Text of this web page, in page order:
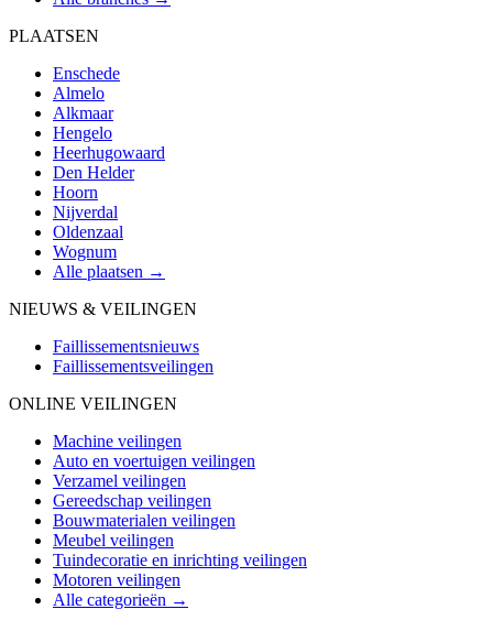
PLAATSEN
Enschede
Almelo
Alkmaar
Hengelo
Heerhugowaard
Den Helder
Hoorn
Nijverdal
Oldenzaal
Wognum
Alle plaatsen →
NIEUWS & VEILINGEN
Faillissementsnieuws
Faillissementsveilingen
ONLINE VEILINGEN
Machine veilingen
Auto en voertuigen veilingen
Verzamel veilingen
Gereedschap veilingen
Bouwmaterialen veilingen
Meubel veilingen
Tuindecoratie en inrichting veilingen
Motoren veilingen
Alle categorieën →